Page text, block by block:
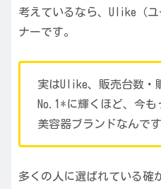
考えているなら、Ulike（
ナーです。
実はUlike、販売台数・
No.1*に輝くほど、今
美容器ブランドなんです
多くの人に選ばれている確